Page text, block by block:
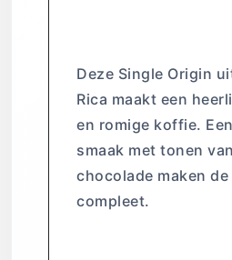
Deze Single Origin
Rica maakt een
en romige koffie.
smaak met tonen
chocolade maken
compleet.